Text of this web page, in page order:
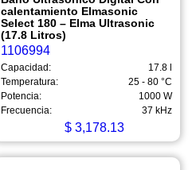
calentamiento Elmasonic
Select 180 – Elma Ultrasonic
(17.8 Litros)
1106994
Capacidad:
17.8 l
Temperatura:
25 - 80 °C
Potencia:
1000 W
Frecuencia:
37 kHz
$ 3,178.13